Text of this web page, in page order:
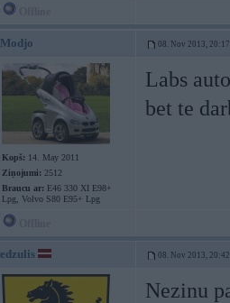
Modjo 08. Nov 2013, 20:17
Kopš: 14. May 2011
Ziņojumi: 2512
Braucu ar: E46 330 XI E98+
Lpg, Volvo S80 E95+ Lpg
Labs
bet te
edzulis 08. Nov 2013, 20:42
Nezinu